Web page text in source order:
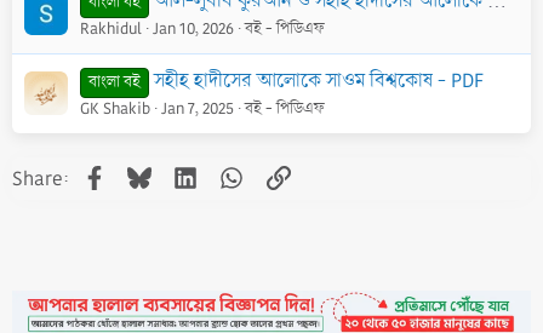
Rakhidul Jan 10, 2026 বই - পিডিএফ
বাংলা বই সহীহ হাদীসের আলোকে সাওম বিশ্বকোষ - PDF
GK Shakib Jan 7, 2025 বই - পিডিএফ
Share: Facebook
BlueskyLinkedInWhatsApp
Link